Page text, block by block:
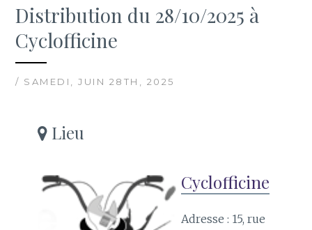
Distribution du 28/10/2025 à
Cyclofficine
/ SAMEDI, JUIN 28TH, 2025
Lieu
Cyclofficine
Adresse : 15, rue